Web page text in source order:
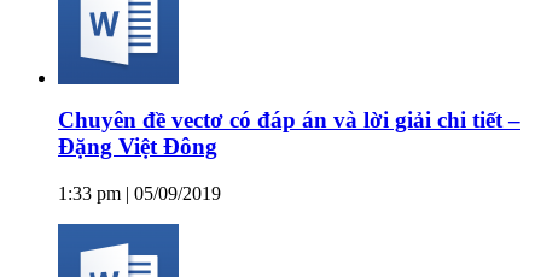
Chuyên đề vectơ có đáp án và lời giải chi tiết –
Đặng Việt Đông
1:33 pm | 05/09/2019